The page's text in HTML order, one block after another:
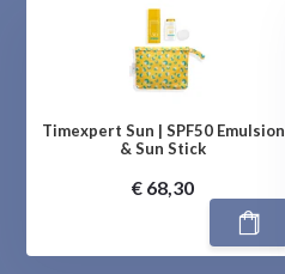
Timexpert Sun | SPF50 Emulsion
& Sun Stick
€ 68,30